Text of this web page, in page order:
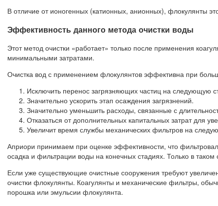
В отличие от ионогенных (катионных, анионных), флокулянты
Эффективность данного метода очистки воды
Этот метод очистки «работает» только после применения
минимальными затратами.
Очистка вод с применением флокулянтов эффективна при
Исключить перенос загрязняющих частиц на следующую
Значительно ускорить этап осаждения загрязнений.
Значительно уменьшить расходы, связанные с
Отказаться от дополнительных капитальных затрат для
Увеличит время службы механических фильтров на
Априори принимаем при оценке эффективности, что
осадка и фильтрации воды на конечных стадиях. Только в
Если уже существующие очистные сооружения требуют
очистки флокулянты. Коагулянты и механические фильтры,
порошка или эмульсии флокулянта.